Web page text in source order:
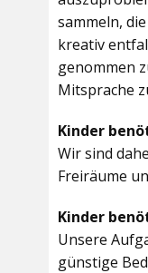
sammeln,
kreativ
genommen
Mitsprache
Kinder
Wir sind
Freiräume
Kinder
Unsere
günstige